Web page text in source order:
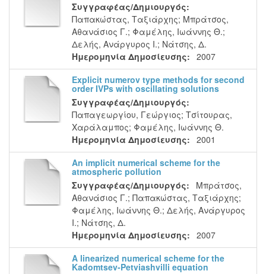
Συγγραφέας/Δημιουργός:
Παπακώστας, Ταξιάρχης; Μπράτσος,
Αθανάσιος Γ.; Φαμέλης, Ιωάννης Θ.;
Δελής, Ανάργυρος Ι.; Νάτσης, Δ.
Ημερομηνία Δημοσίευσης: 2007
Explicit numerov type methods for second
order IVPs with oscillating solutions
Συγγραφέας/Δημιουργός:
Παπαγεωργίου, Γεώργιος; Τσίτουρας,
Χαράλαμπος; Φαμέλης, Ιωάννης Θ.
Ημερομηνία Δημοσίευσης: 2001
An implicit numerical scheme for the
atmospheric pollution
Συγγραφέας/Δημιουργός:
Μπράτσος,
Αθανάσιος Γ.; Παπακώστας, Ταξιάρχης;
Φαμέλης, Ιωάννης Θ.; Δελής, Ανάργυρος
Ι.; Νάτσης, Δ.
Ημερομηνία Δημοσίευσης: 2007
A linearized numerical scheme for the
Kadomtsev-Petviashvilli equation